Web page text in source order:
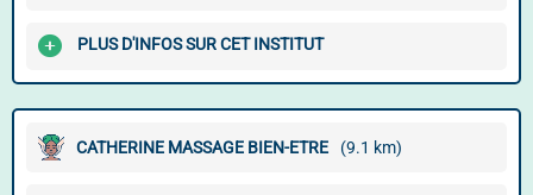
PLUS D'INFOS SUR CET INSTITUT
CATHERINE MASSAGE BIEN-ETRE (9.1 km)